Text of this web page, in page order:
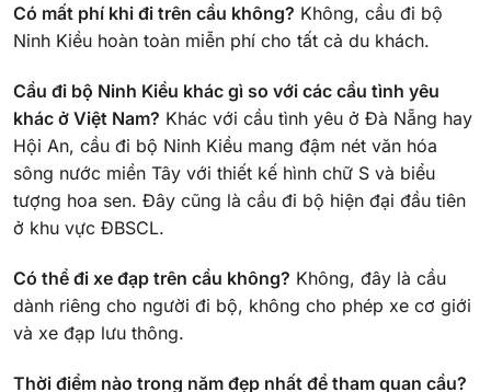
Có mất phí khi đi trên cầu không? Không, cầu đi bộ
Ninh Kiều hoàn toàn miễn phí cho tất cả du khách.
Cầu đi bộ Ninh Kiều khác gì so với các cầu tình yêu
khác ở Việt Nam? Khác với cầu tình yêu ở Đà Nẵng hay
Hội An, cầu đi bộ Ninh Kiều mang đậm nét văn hóa
sông nước miền Tây với thiết kế hình chữ S và biểu
tượng hoa sen. Đây cũng là cầu đi bộ hiện đại đầu tiên
ở khu vực ĐBSCL.
Có thể đi xe đạp trên cầu không? Không, đây là cầu
dành riêng cho người đi bộ, không cho phép xe cơ giới
và xe đạp lưu thông.
Thời điểm nào trong năm đẹp nhất để tham quan cầu?